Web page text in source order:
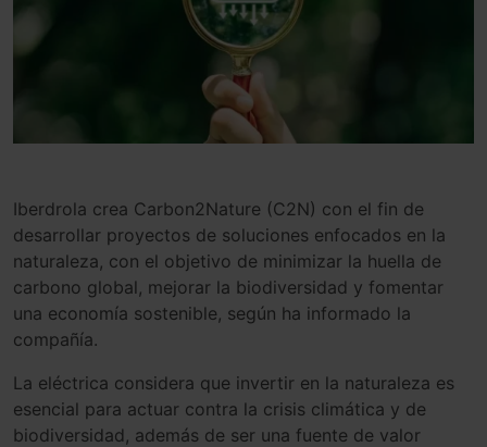
Iberdrola crea Carbon2Nature (C2N) con el fin de
desarrollar proyectos de soluciones enfocados en la
naturaleza, con el objetivo de minimizar la huella de
carbono global, mejorar la biodiversidad y fomentar
una economía sostenible, según ha informado la
compañía.
La eléctrica considera que invertir en la naturaleza es
esencial para actuar contra la crisis climática y de
biodiversidad, además de ser una fuente de valor